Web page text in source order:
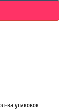
ва упаковок